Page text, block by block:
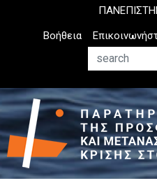
Top
Header
Βοήθεια
Αναζήτηση